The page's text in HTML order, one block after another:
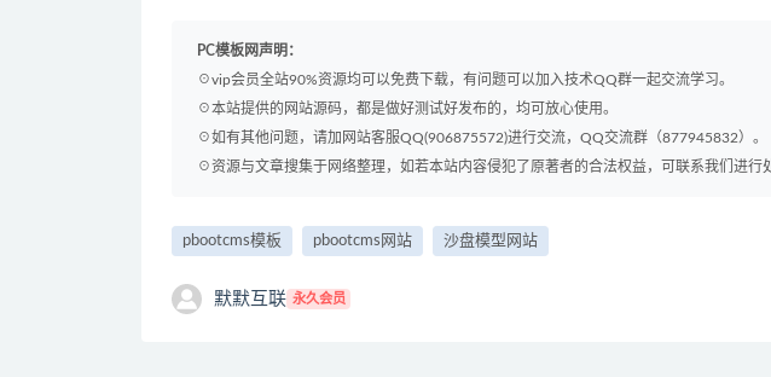
PC模板网声明：
☉vip会员全站90%资源均可以免费下载，有问题可以加入技术QQ群一起交流学习。
☉本站提供的网站源码，都是做好测试好发布的，均可放心使用。
☉如有其他问题，请加网站客服QQ(906875572)进行交流，QQ交流群（877945832）。
☉资源与文章搜集于网络整理，如若本站内容侵犯了原著者的合法权益，可联系我们进行
pbootcms模板 pbootcms网站 沙盘模型网站
默默互联 永久会员